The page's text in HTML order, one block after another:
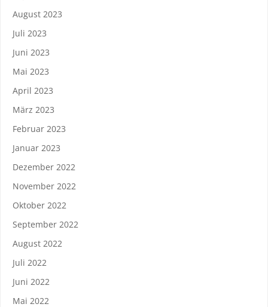
August 2023
Juli 2023
Juni 2023
Mai 2023
April 2023
März 2023
Februar 2023
Januar 2023
Dezember 2022
November 2022
Oktober 2022
September 2022
August 2022
Juli 2022
Juni 2022
Mai 2022